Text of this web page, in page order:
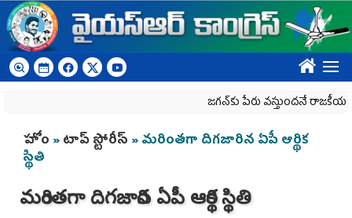
Skip to main content
????
జగన్‌కు పేరు వస్తుందనే రాజకీయ కక్షతో
You are here
హోం »టాప్ స్టోరీస్ » మరింతగా దిగజారిన ఏపీ ఆర్థిక
స్థితి
మరింతగా దిగజారిన ఏపీ ఆర్థిక స్థితి